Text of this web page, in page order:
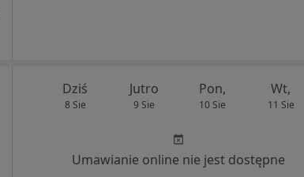
Dziś
8 Sie
Jutro
9 Sie
Pon,
10 Sie
Wt,
11 Sie
Umawianie online nie jest dostępne